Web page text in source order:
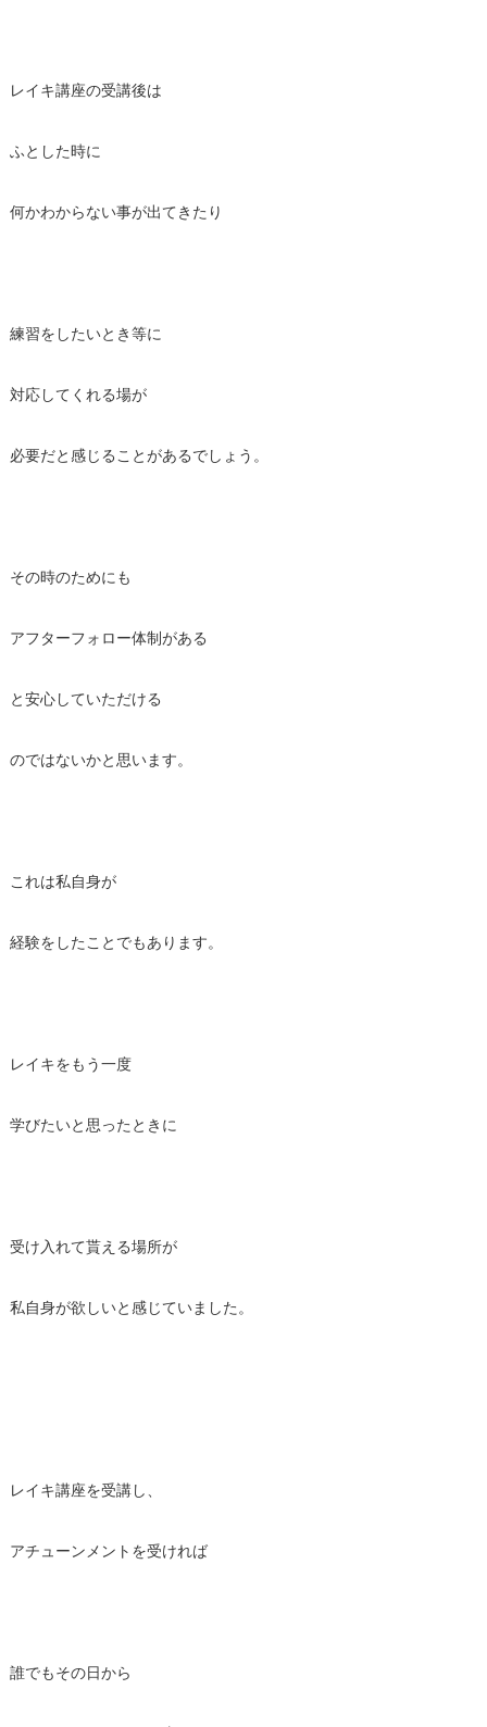
レイキ講座の受講後は
ふとした時に
何かわからない事が出てきたり
練習をしたいとき等に
対応してくれる場が
必要だと感じることがあるでしょう。
その時のためにも
アフターフォロー体制がある
と安心していただける
のではないかと思います。
これは私自身が
経験をしたことでもあります。
レイキをもう一度
学びたいと思ったときに
受け入れて貰える場所が
私自身が欲しいと感じていました。
レイキ講座を受講し、
アチューンメントを受ければ
誰でもその日から